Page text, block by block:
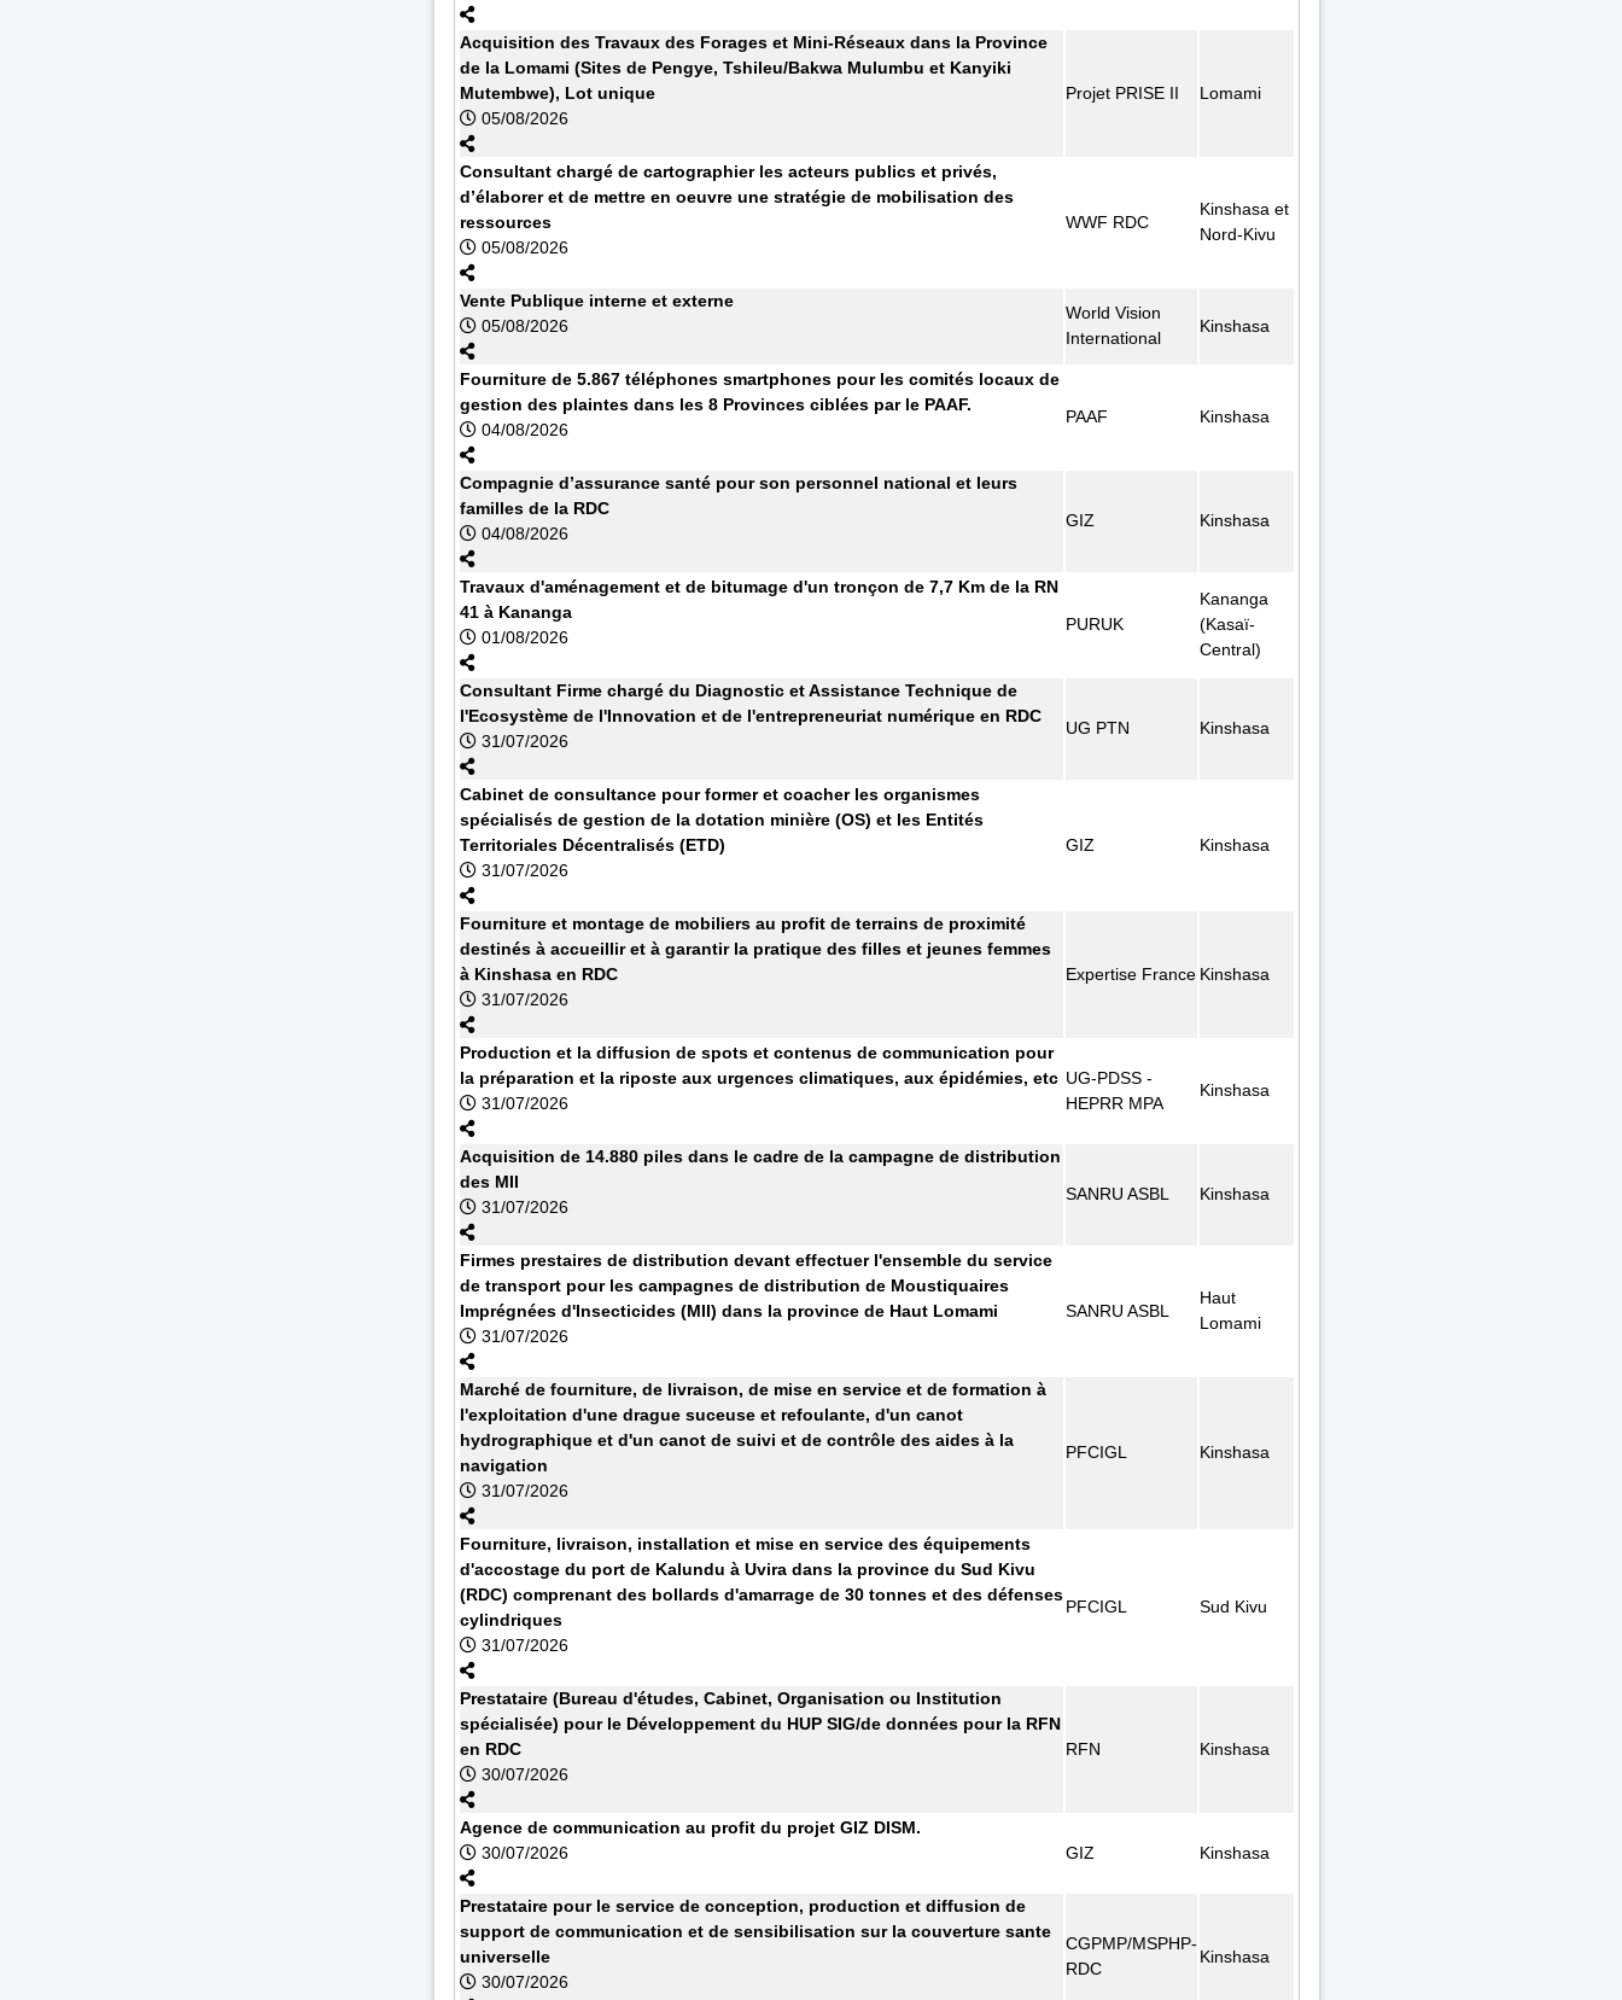
Acquisition des Travaux des Forages et Mini-Réseaux dans la Province
de la Lomami (Sites de Pengye, Tshileu/Bakwa Mulumbu et Kanyiki
Mutembwe), Lot unique
05/08/2026
Projet PRISE II Lomami
Consultant chargé de cartographier les acteurs publics et privés,
d’élaborer et de mettre en oeuvre une stratégie de mobilisation des
ressources
05/08/2026
WWF RDC
Kinshasa et
Nord-Kivu
Vente Publique interne et externe
05/08/2026
World Vision
International
Kinshasa
Fourniture de 5.867 téléphones smartphones pour les comités locaux de
gestion des plaintes dans les 8 Provinces ciblées par le PAAF.
04/08/2026
PAAF Kinshasa
Compagnie d’assurance santé pour son personnel national et leurs
familles de la RDC
04/08/2026
GIZ Kinshasa
Travaux d'aménagement et de bitumage d'un tronçon de 7,7 Km de la RN
41 à Kananga
01/08/2026
PURUK
Kananga
(Kasaï-
Central)
Consultant Firme chargé du Diagnostic et Assistance Technique de
l'Ecosystème de l'Innovation et de l'entrepreneuriat numérique en RDC
31/07/2026
UG PTN Kinshasa
Cabinet de consultance pour former et coacher les organismes
spécialisés de gestion de la dotation minière (OS) et les Entités
Territoriales Décentralisés (ETD)
31/07/2026
GIZ Kinshasa
Fourniture et montage de mobiliers au profit de terrains de proximité
destinés à accueillir et à garantir la pratique des filles et jeunes femmes
à Kinshasa en RDC
31/07/2026
Expertise France Kinshasa
Production et la diffusion de spots et contenus de communication pour
la préparation et la riposte aux urgences climatiques, aux épidémies, etc
31/07/2026
UG-PDSS -
HEPRR MPA
Kinshasa
Acquisition de 14.880 piles dans le cadre de la campagne de distribution
des MII
31/07/2026
SANRU ASBL Kinshasa
Firmes prestaires de distribution devant effectuer l'ensemble du service
de transport pour les campagnes de distribution de Moustiquaires
Imprégnées d'Insecticides (MII) dans la province de Haut Lomami
31/07/2026
SANRU ASBL
Haut
Lomami
Marché de fourniture, de livraison, de mise en service et de formation à
l'exploitation d'une drague suceuse et refoulante, d'un canot
hydrographique et d'un canot de suivi et de contrôle des aides à la
navigation
31/07/2026
PFCIGL Kinshasa
Fourniture, livraison, installation et mise en service des équipements
d'accostage du port de Kalundu à Uvira dans la province du Sud Kivu
(RDC) comprenant des bollards d'amarrage de 30 tonnes et des défenses
cylindriques
31/07/2026
PFCIGL Sud Kivu
Prestataire (Bureau d'études, Cabinet, Organisation ou Institution
spécialisée) pour le Développement du HUP SIG/de données pour la RFN
en RDC
30/07/2026
RFN Kinshasa
Agence de communication au profit du projet GIZ DISM.
30/07/2026
GIZ Kinshasa
Prestataire pour le service de conception, production et diffusion de
support de communication et de sensibilisation sur la couverture sante
universelle
30/07/2026
CGPMP/MSPHP-
RDC
Kinshasa